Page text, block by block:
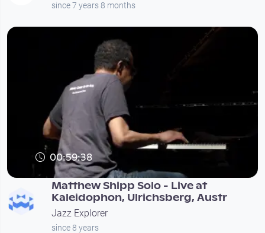
since 7 years 8 months
00:59:38
Matthew Shipp Solo - Live at
Kaleidophon, Ulrichsberg, Austr
Jazz Explorer
since 8 years